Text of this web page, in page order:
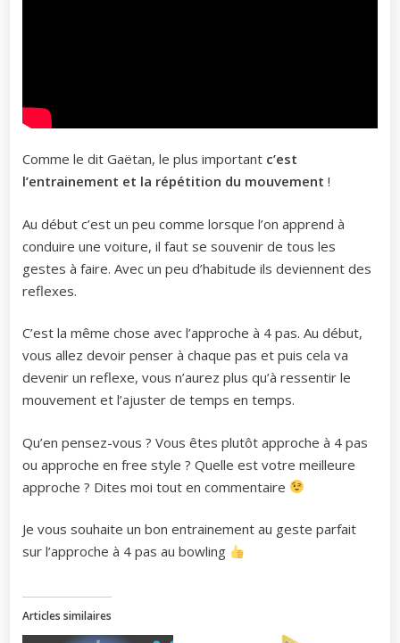
Comme le dit Gaëtan, le plus important c’est
l’entrainement et la répétition du mouvement !
Au début c’est un peu comme lorsque l’on apprend à
conduire une voiture, il faut se souvenir de tous les
gestes à faire. Avec un peu d’habitude ils deviennent des
reflexes.
C’est la même chose avec l’approche à 4 pas. Au début,
vous allez devoir penser à chaque pas et puis cela va
devenir un reflexe, vous n’aurez plus qu’à ressentir le
mouvement et l’ajuster de temps en temps.
Qu’en pensez-vous ? Vous êtes plutôt approche à 4 pas
ou approche en free style ? Quelle est votre meilleure
approche ? Dites moi tout en commentaire
Je vous souhaite un bon entrainement au geste parfait
sur l’approche à 4 pas au bowling
Articles similaires